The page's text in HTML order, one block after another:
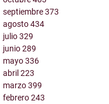
septiembre373
agosto434
julio329
junio289
mayo336
abril223
marzo399
febrero243